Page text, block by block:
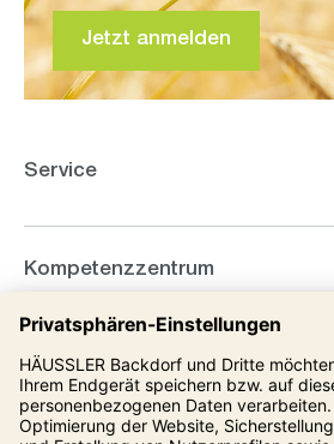
Jetzt anmelden
Service
Kompetenzzentrum
Informationen